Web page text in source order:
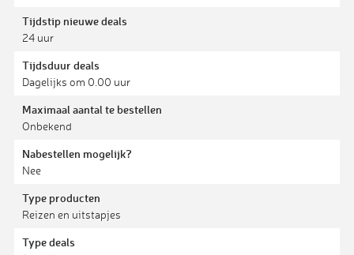
Tijdstip nieuwe deals
24 uur
Tijdsduur deals
Dagelijks om 0.00 uur
Maximaal aantal te bestellen
Onbekend
Nabestellen mogelijk?
Nee
Type producten
Reizen en uitstapjes
Type deals